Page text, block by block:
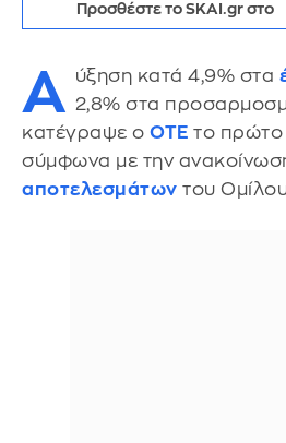
Προσθέστε το SKAI.gr στο
Α ύξηση κατά 4,9% στα
2,8% στα
κατέγραψε ο ΟΤΕ το πρώτο
σύμφωνα με την
αποτελεσμάτων του